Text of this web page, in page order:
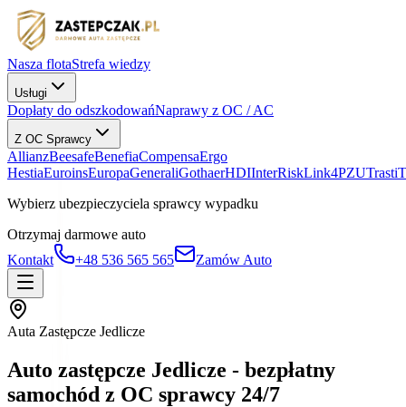
Nasza flotaStrefa wiedzy
Usługi
Dopłaty do odszkodowańNaprawy z OC / AC
Z OC Sprawcy
AllianzBeesafeBenefiaCompensaErgo
HestiaEuroinsEuropaGeneraliGothaerHDIInterRiskLink4PZUTrasti
Wybierz ubezpieczyciela sprawcy wypadku
Otrzymaj darmowe auto
Kontakt
+48 536 565 565 Zamów Auto
Auta Zastępcze Jedlicze
Auto zastępcze Jedlicze - bezpłatny
samochód z OC sprawcy 24/7